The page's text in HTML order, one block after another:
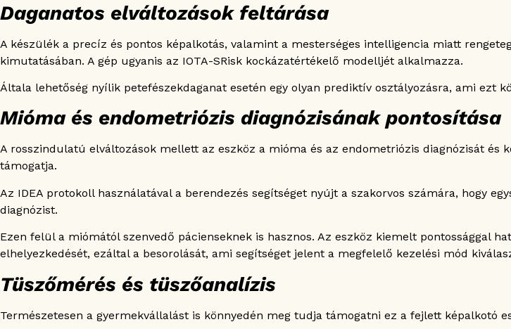
Daganatos elváltozások feltárása
A készülék a precíz és pontos képalkotás, valamint a mesterséges intelligencia miatt
kimutatásában. A gép ugyanis az IOTA-SRisk kockázatértékelő modelljét alkalmazza.
Általa lehetőség nyílik petefészekdaganat esetén egy olyan prediktív osztályozásra, ami ezt
Mióma és endometriózis diagnózisának pontosítása
A rosszindulatú elváltozások mellett az eszköz a mióma és az endometriózis diagnózisát és
támogatja.
Az IDEA protokoll használatával a berendezés segítséget nyújt a szakorvos számára, hogy
diagnózist.
Ezen felül a miómától szenvedő pácienseknek is hasznos. Az eszköz kiemelt pontossággal
elhelyezkedését, ezáltal a besorolását, ami segítséget jelent a megfelelő kezelési mód
Tüszőmérés és tüszőanalízis
Természetesen a gyermekvállalást is könnyedén meg tudja támogatni ez a fejlett képalkotó